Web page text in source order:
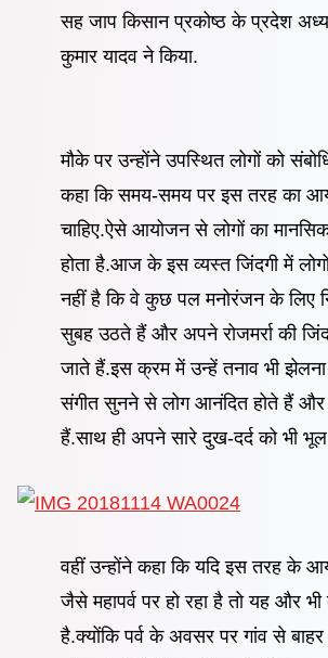
सह जाप किसान प्रकोष्ठ के प्रदेश
कुमार यादव ने किया.
मौके पर उन्होंने उपस्थित लोगों को
कहा कि समय-समय पर इस तरह का
चाहिए.ऐसे आयोजन से लोगों का
होता है.आज के इस व्यस्त जिंदगी में
नहीं है कि वे कुछ पल मनोरंजन के लिए
सुबह उठते हैं और अपने रोजमर्रा की
जाते हैं.इस क्रम में उन्हें तनाव भी
संगीत सुनने से लोग आनंदित होते हैं
हैं.साथ ही अपने सारे दुख-दर्द को भी
वहीं उन्होंने कहा कि यदि इस तरह के
जैसे महापर्व पर हो रहा है तो यह और
है.क्योंकि पर्व के अवसर पर गांव से